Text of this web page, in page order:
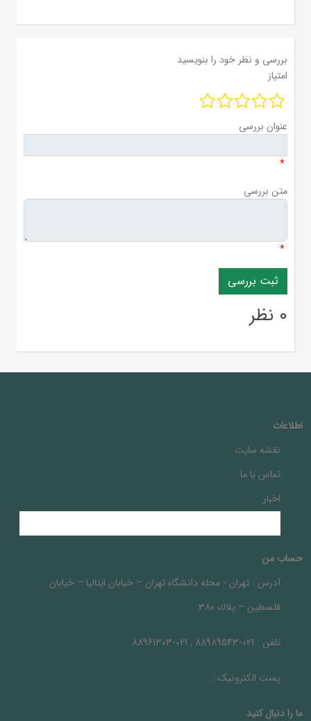
بررسی و نظر خود را بنویسید
امتیاز
عنوان بررسی
*
متن بررسی
*
0 نظر
اطلاعات
نقشه سایت
تماس با ما
اخبار
حساب من
آدرس : تهران - محله دانشگاه تهران – خيابان ايتاليا – خيابان
فلسطين – پلاك 380
تلفن : 021-88989543 , 021-88961303
پست الکترونیک :
ما را دنبال کنيد